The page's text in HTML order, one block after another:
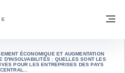
FOR TRADE - PAGE
ÉCONOMIQUE ET AUGMENTATION
D'INSOLVABILITÉS : QUELLES SONT LES
POUR LES ENTREPRISES DES PAYS